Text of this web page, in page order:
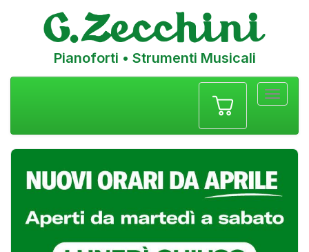
Pianoforti • Strumenti Musicali